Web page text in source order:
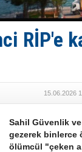
D-Marin,
Van’da
TAYK -
RİP'e
15.06.2026
Sahil Güvenlik
gezerek binlerce
ölümcül "çeken